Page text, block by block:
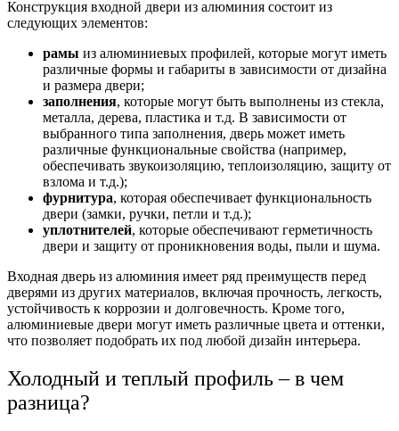
Конструкция входной двери из алюминия состоит из
следующих элементов:
рамы из алюминиевых профилей, которые могут иметь
различные формы и габариты в зависимости от дизайна
и размера двери;
заполнения, которые могут быть выполнены из стекла,
металла, дерева, пластика и т.д. В зависимости от
выбранного типа заполнения, дверь может иметь
различные функциональные свойства (например,
обеспечивать звукоизоляцию, теплоизоляцию, защиту от
взлома и т.д.);
фурнитура, которая обеспечивает функциональность
двери (замки, ручки, петли и т.д.);
уплотнителей, которые обеспечивают герметичность
двери и защиту от проникновения воды, пыли и шума.
Входная дверь из алюминия имеет ряд преимуществ перед
дверями из других материалов, включая прочность, легкость,
устойчивость к коррозии и долговечность. Кроме того,
алюминиевые двери могут иметь различные цвета и оттенки,
что позволяет подобрать их под любой дизайн интерьера.
Холодный и теплый профиль – в чем
разница?